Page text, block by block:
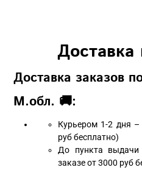
Доставка заказов
М.обл. 🚚:
Курьером 1-2 дня –
руб бесплатно)
До пункта
заказе от 3000 руб